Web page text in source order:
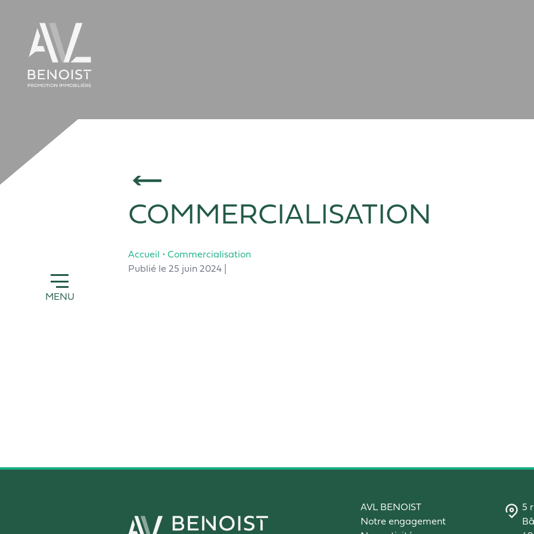
COMMERCIALISATION
Accueil • Commercialisation
Publié le 25 juin 2024 |
AVL BENOIST
Notre engagement
5